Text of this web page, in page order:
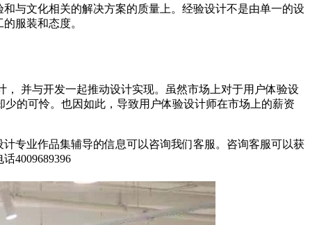
与文化相关的解决方案的质量上。经验设计不是由单一的设
服装和态度。
并与开发一起推动设计实现。虽然市场上对于用户体验设
的可怜。也因如此，导致用户体验设计师在市场上的薪资
专业作品集辅导的信息可以咨询我们客服。咨询客服可以获
4009689396